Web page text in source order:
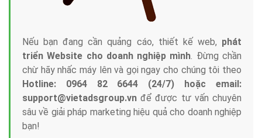
Nếu bạn đang cần quảng cáo, thiết kế web, phát
triển Website cho doanh nghiệp mình. Đừng chần
chừ hãy nhấc máy lên và gọi ngay cho chúng tôi theo
Hotline: 0964 82 6644 (24/7) hoặc email:
support@vietadsgroup.vn để được tư vấn chuyên
sâu về giải pháp marketing hiệu quả cho doanh nghiệp
bạn!